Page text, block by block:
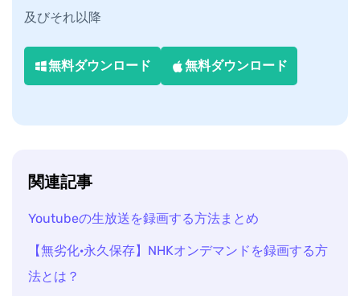
及びそれ以降
無料ダウンロード 無料ダウンロード
関連記事
Youtubeの生放送を録画する方法まとめ
【無劣化·永久保存】NHKオンデマンドを録画する方
法とは？